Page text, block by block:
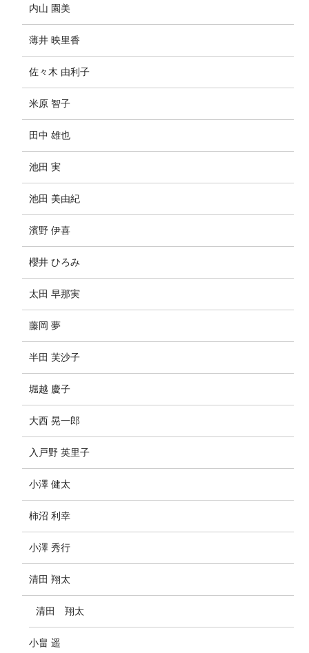
内山 園美
薄井 映里香
佐々木 由利子
米原 智子
田中 雄也
池田 実
池田 美由紀
濱野 伊喜
櫻井 ひろみ
太田 早那実
藤岡 夢
半田 芙沙子
堀越 慶子
大西 晃一郎
入戸野 英里子
小澤 健太
柿沼 利幸
小澤 秀行
清田 翔太
清田 翔太
小畠 遥